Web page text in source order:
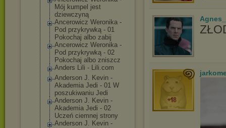
Mój kumpel jest
dziewczyną
Ancerowicz Weronika -
Pod przykrywką - 01
Pokochaj albo zabij
Ancerowicz Weronika -
Pod przykrywką - 02
Pokochaj albo zniszcz
Anders Lili - Lili.com
Anderson J. Kevin -
Akademia Jedi - 01 W
poszukiwaniu Jedi
Anderson J. Kevin -
Akademia Jedi - 02
Uczeń ciemnej strony
Anderson J. Kevin -